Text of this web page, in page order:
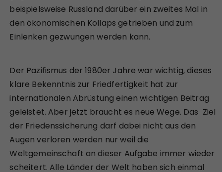
beispielsweise Russland darüber ein zweites Mal in
den ökonomischen Kollaps getrieben und zum
Einlenken gezwungen werden kann.
Der Pazifismus der 1980er Jahre war wichtig, dieses
klare Bekenntnis zur Friedfertigkeit hat zur
internationalen Abrüstung einen wichtigen Beitrag
geleistet. Aber jetzt braucht es neue Wege. Das Ziel
der Friedenssicherung darf dabei nicht aus den
Augen verloren werden nur weil die
Weltgemeinschaft an dieser Aufgabe immer wieder
scheitert. Alle Länder der Welt haben sich einmal